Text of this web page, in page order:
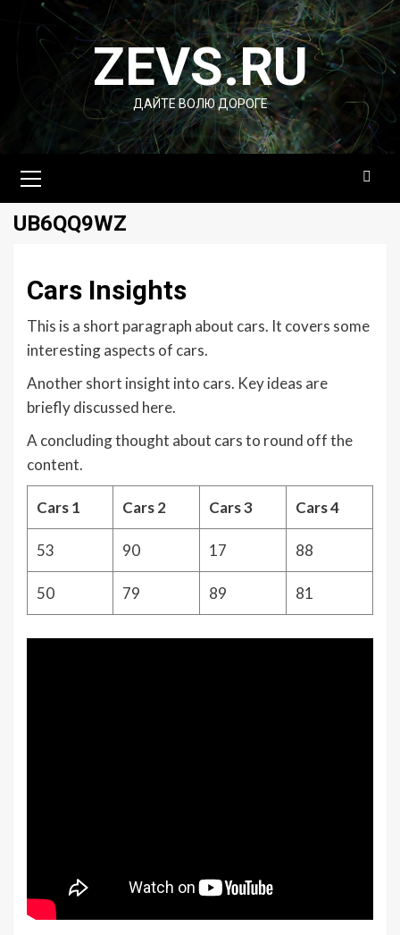
Перейти
содержимомуZEVS.RU
ДАЙТЕ ВОЛЮ ДОРОГЕ
меню
UB6QQ9WZ
Cars Insights
This is a short paragraph about cars. It covers some
interesting aspects of cars.
Another short insight into cars. Key ideas are
briefly discussed here.
A concluding thought about cars to round off the
content.
Cars 1 Cars 2 Cars 3 Cars 4
53 90 17 88
50 79 89 81